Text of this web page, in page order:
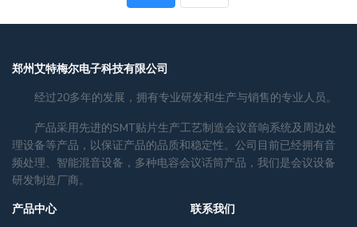
郑州艾特梅尔电子科技有限公司
经过20多年的发展，拥有专业研发和生产与销售的专业人员。
产品采用先进的SMT贴片生产工艺制造会议音响系统及周边处
理设备等产品，以保证产品的品质和稳定性。公司目前已经拥有音
频处理、智能混音设备，多种电容会议话筒产品，我们是会议设备
研发制造厂商。
产品中心
联系我们